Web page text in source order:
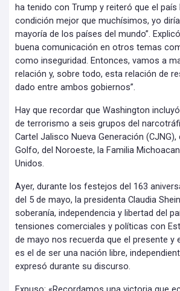
ha tenido con Trump y reiteró que el país
condición mejor que muchísimos, yo
mayoría de los países del mundo”.
buena comunicación en otros temas
como inseguridad. Entonces, vamos a
relación y, sobre todo, esta relación de
dado entre ambos gobiernos”.
Hay que recordar que Washington
de terrorismo a seis grupos del
Cartel Jalisco Nueva Generación (CJNG),
Golfo, del Noroeste, la Familia
Unidos.
Ayer, durante los festejos del 163
del 5 de mayo, la presidenta Claudia
soberanía, independencia y libertad del
tensiones comerciales y políticas con
de mayo nos recuerda que el presente y
es el de ser una nación libre,
expresó durante su discurso.